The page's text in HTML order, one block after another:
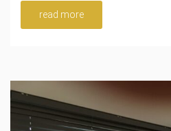
read more